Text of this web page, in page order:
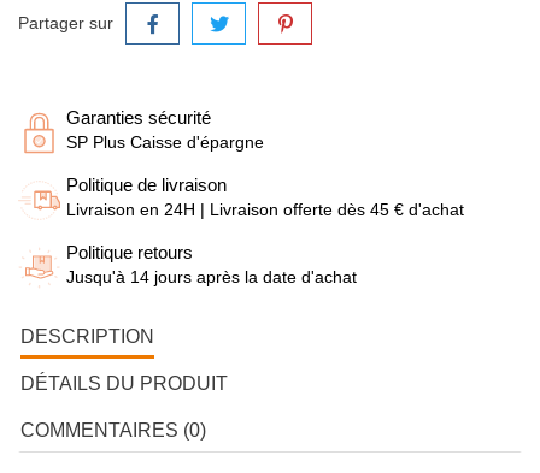
Partager sur
Garanties sécurité
SP Plus Caisse d'épargne
Politique de livraison
Livraison en 24H | Livraison offerte dès 45 € d'achat
Politique retours
Jusqu'à 14 jours après la date d'achat
DESCRIPTION
DÉTAILS DU PRODUIT
COMMENTAIRES (0)